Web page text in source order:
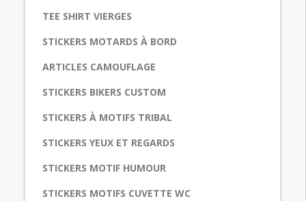
TEE SHIRT VIERGES
STICKERS MOTARDS À BORD
ARTICLES CAMOUFLAGE
STICKERS BIKERS CUSTOM
STICKERS À MOTIFS TRIBAL
STICKERS YEUX ET REGARDS
STICKERS MOTIF HUMOUR
STICKERS MOTIFS CUVETTE WC